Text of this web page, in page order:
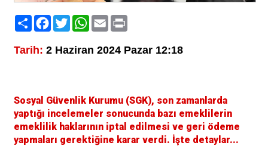
PaylaşFacebook
TwitterWhatsApp
EmailPrint
Tarih: 2 Haziran 2024 Pazar 12:18
Sosyal Güvenlik Kurumu (SGK), son zamanlarda
yaptığı incelemeler sonucunda bazı emeklilerin
emeklilik haklarının iptal edilmesi ve geri ödeme
yapmaları gerektiğine karar verdi. İşte detaylar...